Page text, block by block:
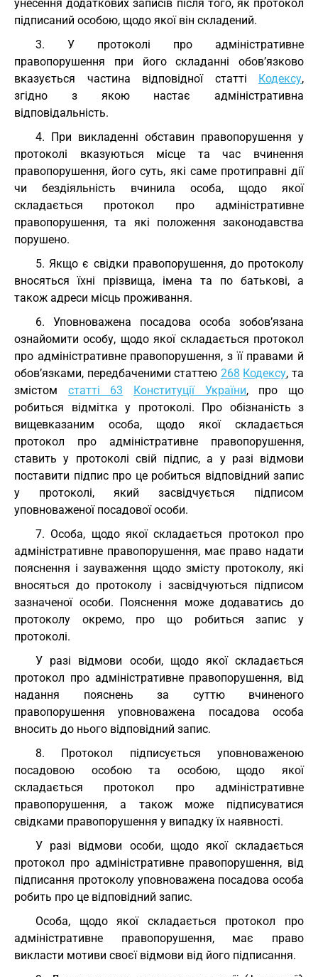
унесення додаткових записів після того, як протокол
підписаний особою, щодо якої він складений.
3. У протоколі про адміністративне
правопорушення при його складанні обов’язково
вказується частина відповідної статті Кодексу,
згідно з якою настає адміністративна
відповідальність.
4. При викладенні обставин правопорушення у
протоколі вказуються місце та час вчинення
правопорушення, його суть, які саме протиправні дії
чи бездіяльність вчинила особа, щодо якої
складається протокол про адміністративне
правопорушення, та які положення законодавства
порушено.
5. Якщо є свідки правопорушення, до протоколу
вносяться їхні прізвища, імена та по батькові, а
також адреси місць проживання.
6. Уповноважена посадова особа зобов’язана
ознайомити особу, щодо якої складається протокол
про адміністративне правопорушення, з її правами й
обов’язками, передбаченими статтею 268 Кодексу, та
змістом статті 63 Конституції України, про що
робиться відмітка у протоколі. Про обізнаність з
вищевказаним особа, щодо якої складається
протокол про адміністративне правопорушення,
ставить у протоколі свій підпис, а у разі відмови
поставити підпис про це робиться відповідний запис
у протоколі, який засвідчується підписом
уповноваженої посадової особи.
7. Особа, щодо якої складається протокол про
адміністративне правопорушення, має право надати
пояснення і зауваження щодо змісту протоколу, які
вносяться до протоколу і засвідчуються підписом
зазначеної особи. Пояснення може додаватись до
протоколу окремо, про що робиться запис у
протоколі.
У разі відмови особи, щодо якої складається
протокол про адміністративне правопорушення, від
надання пояснень за суттю вчиненого
правопорушення уповноважена посадова особа
вносить до нього відповідний запис.
8. Протокол підписується уповноваженою
посадовою особою та особою, щодо якої
складається протокол про адміністративне
правопорушення, а також може підписуватися
свідками правопорушення у випадку їх наявності.
У разі відмови особи, щодо якої складається
протокол про адміністративне правопорушення, від
підписання протоколу уповноважена посадова особа
робить про це відповідний запис.
Особа, щодо якої складається протокол про
адміністративне правопорушення, має право
викласти мотиви своєї відмови від його підписання.